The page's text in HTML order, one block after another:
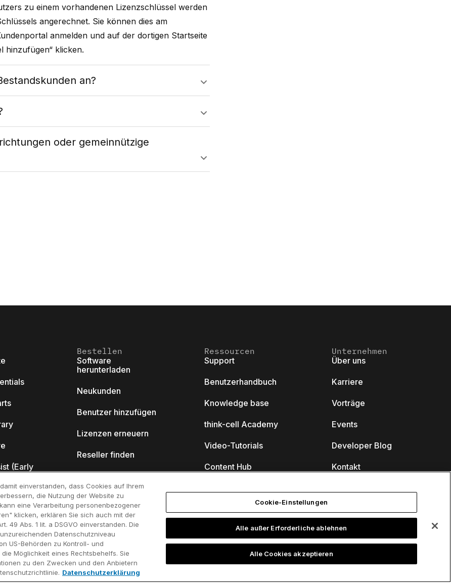
zu einem vorhandenen Lizenzschlüssel werden
angerechnet. Sie können dies am
anmelden und auf der dortigen Startseite
hinzufügen“ klicken.
an?
oder gemeinnützige
(Early
Bestellen
Software
herunterladen
Neukunden
Benutzer hinzufügen
Lizenzen erneuern
Reseller finden
Programm
Startup Programm
Ressourcen
Support
Benutzerhandbuch
Knowledge base
think-cell Academy
Video-Tutorials
Content Hub
Unternehmen
Über uns
Karriere
Vorträge
Events
Developer Blog
Kontakt
einverstanden, dass Cookies auf Ihrem
die Nutzung der Website zu
eine Verarbeitung personenbezogener
klicken, erklären Sie sich auch mit der
49 Abs. 1 lit. a DSGVO einverstanden. Die
Datenschutzniveau
US-Behörden zu Kontroll- und
Möglichkeit eines Rechtsbehelfs. Sie
zu den Zwecken und den Anbietern
Datenschutzerklärung
Cookie-Einstellungen
Alle außer Erforderliche ablehnen
Alle Cookies akzeptieren